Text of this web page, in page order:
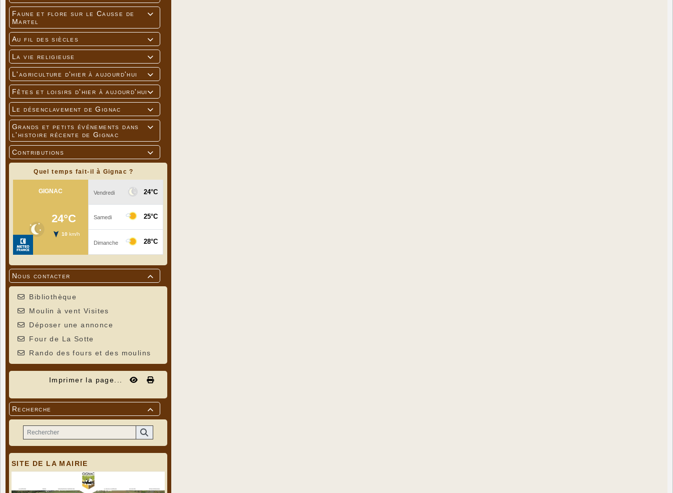

Faune et flore sur le Causse de
Martel

Au fil des siècles

La vie religieuse

L'agriculture d'hier à aujourd'hui

Fêtes et loisirs d'hier à aujourd'hui

Le désenclavement de Gignac

Grands et petits événements dans
l'histoire récente de Gignac

Contributions
Quel temps fait-il à Gignac ?

Nous contacter
Bibliothèque
Moulin à vent Visites
Déposer une annonce
Four de La Sotte
Rando des fours et des moulins
Imprimer la page...

Recherche
SITE DE LA MAIRIE